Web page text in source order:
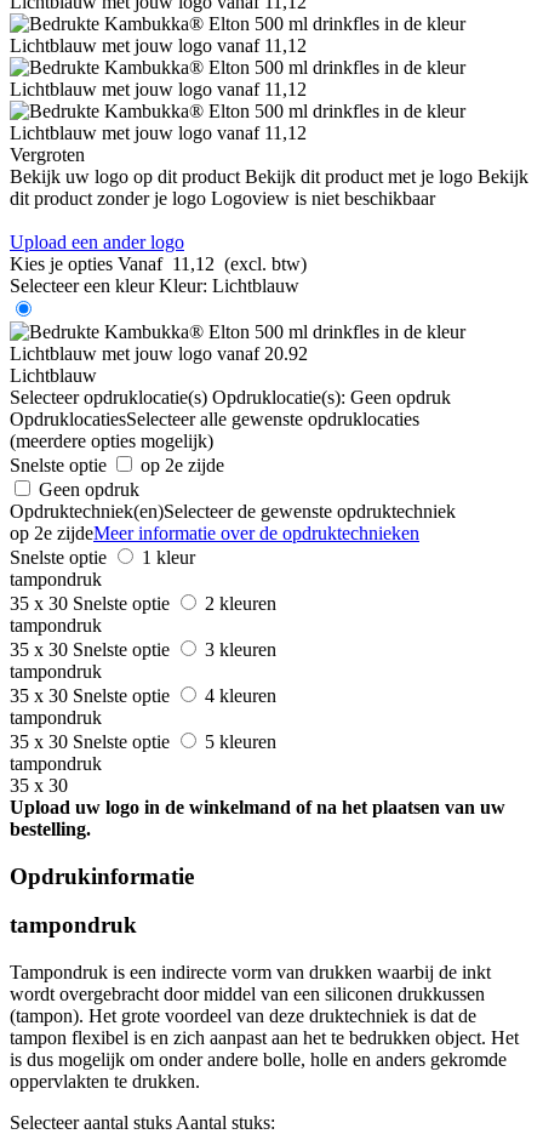
Vergroten
Bekijk uw logo op dit product Bekijk dit product met je logo Bekijk
dit product zonder je logo Logoview is niet beschikbaar
Upload een ander logo
Kies je opties Vanaf 11,12 (excl. btw)
Selecteer een kleur Kleur: Lichtblauw
Lichtblauw
Selecteer opdruklocatie(s) Opdruklocatie(s): Geen opdruk
OpdruklocatiesSelecteer alle gewenste opdruklocaties
(meerdere opties mogelijk)
Snelste optie
op 2e zijde
Geen opdruk
Opdruktechniek(en)Selecteer de gewenste opdruktechniek
op 2e zijdeMeer informatie over de opdruktechnieken
Snelste optie
1 kleur
tampondruk
35 x 30 Snelste optie
2 kleuren
tampondruk
35 x 30 Snelste optie
3 kleuren
tampondruk
35 x 30 Snelste optie
4 kleuren
tampondruk
35 x 30 Snelste optie
5 kleuren
tampondruk
35 x 30
Upload uw logo in de winkelmand of na het plaatsen van uw
bestelling.
Opdrukinformatie
tampondruk
Tampondruk is een indirecte vorm van drukken waarbij de inkt
wordt overgebracht door middel van een siliconen drukkussen
(tampon). Het grote voordeel van deze druktechniek is dat de
tampon flexibel is en zich aanpast aan het te bedrukken object. Het
is dus mogelijk om onder andere bolle, holle en anders gekromde
oppervlakten te drukken.
Selecteer aantal stuks Aantal stuks: